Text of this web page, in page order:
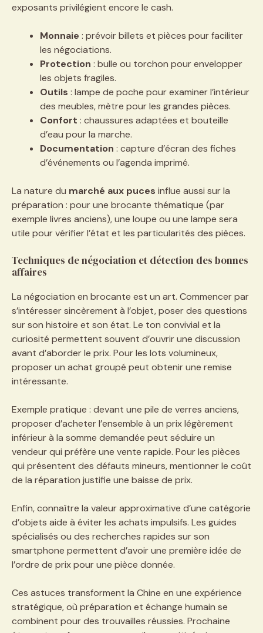
exposants privilégient encore le cash.
Monnaie : prévoir billets et pièces pour faciliter
les négociations.
Protection : bulle ou torchon pour envelopper
les objets fragiles.
Outils : lampe de poche pour examiner l’intérieur
des meubles, mètre pour les grandes pièces.
Confort : chaussures adaptées et bouteille
d’eau pour la marche.
Documentation : capture d’écran des fiches
d’événements ou l’agenda imprimé.
La nature du marché aux puces influe aussi sur la
préparation : pour une brocante thématique (par
exemple livres anciens), une loupe ou une lampe sera
utile pour vérifier l’état et les particularités des pièces.
Techniques de négociation et détection des bonnes
affaires
La négociation en brocante est un art. Commencer par
s’intéresser sincèrement à l’objet, poser des questions
sur son histoire et son état. Le ton convivial et la
curiosité permettent souvent d’ouvrir une discussion
avant d’aborder le prix. Pour les lots volumineux,
proposer un achat groupé peut obtenir une remise
intéressante.
Exemple pratique : devant une pile de verres anciens,
proposer d’acheter l’ensemble à un prix légèrement
inférieur à la somme demandée peut séduire un
vendeur qui préfère une vente rapide. Pour les pièces
qui présentent des défauts mineurs, mentionner le coût
de la réparation justifie une baisse de prix.
Enfin, connaître la valeur approximative d’une catégorie
d’objets aide à éviter les achats impulsifs. Les guides
spécialisés ou des recherches rapides sur son
smartphone permettent d’avoir une première idée de
l’ordre de prix pour une pièce donnée.
Ces astuces transforment la Chine en une expérience
stratégique, où préparation et échange humain se
combinent pour des trouvailles réussies. Prochaine